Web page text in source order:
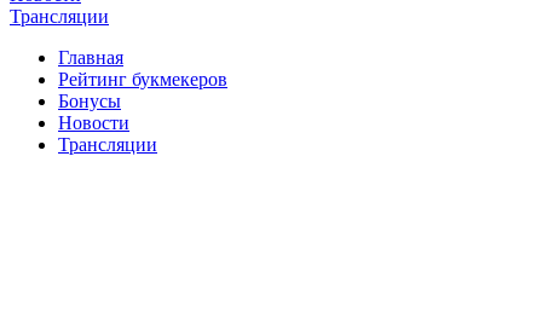
Трансляции
Главная
Рейтинг букмекеров
Бонусы
Новости
Трансляции